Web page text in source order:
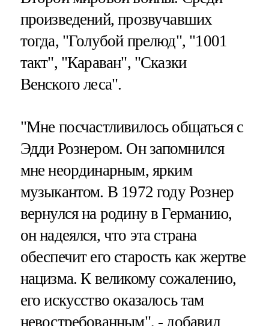
произведений, прозвучавших
тогда, "Голубой прелюд", "1001
такт", "Караван", "Сказки
Венского леса".
"Мне посчастливилось общаться с
Эдди Рознером. Он запомнился
мне неординарным, ярким
музыкантом. В 1972 году Рознер
вернулся на родину в Германию,
он надеялся, что эта страна
обеспечит его старость как жертве
нацизма. К великому сожалению,
его искусство оказалось там
невостребованным", - добавил